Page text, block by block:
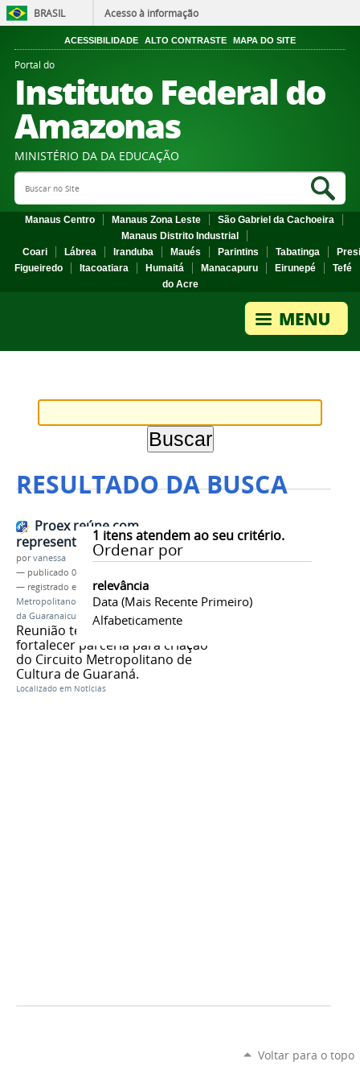
BRASIL Acesso à informação
ACESSIBILIDADE ALTO CONTRASTE MAPA DO SITE
Portal do
Instituto Federal do
Amazonas
MINISTÉRIO DA DA EDUCAÇÃO
Search Site
Manaus Centro Manaus Zona Leste
São Gabriel da Cachoeira
Manaus Distrito Industrial
Coari
Lábrea Iranduba Maués Parintins Tabatinga
Figueiredo
Itacoatiara Humaitá Manacapuru Eirunepé
Tefé
do Acre
RESULTADO DA BUSCA
1 itens atendem ao seu critério.
Ordenar por
relevância
Data (mais Recente Primeiro)
Alfabeticamente
Proex reúne com
representantes da Embrapa
porvanessa
— publicado 04/10/2016
— registrado em:
PROEX,Criação do Circuito
Metropolitano de Cultura de Guaraná,Expansão
da Guaranaicultura
Reunião teve como objetivo
fortalecer parceria para criação
do Circuito Metropolitano de
Cultura de Guaraná.
Localizado em Notícias
Voltar para o topo